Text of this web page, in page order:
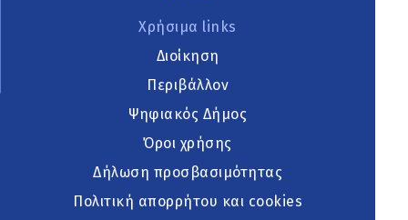
Χρήσιμα links
Διοίκηση
Περιβάλλον
Ψηφιακός Δήμος
Όροι χρήσης
Δήλωση προσβασιμότητας
Πολιτική απορρήτου και cookies